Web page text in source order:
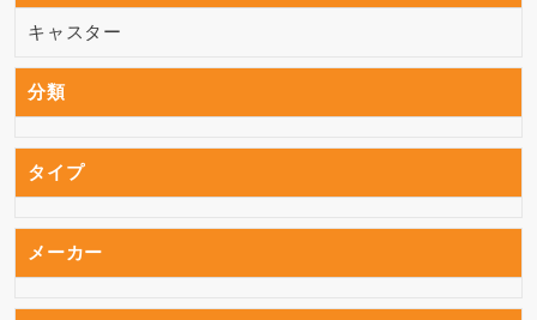
キャスター
分類
タイプ
メーカー